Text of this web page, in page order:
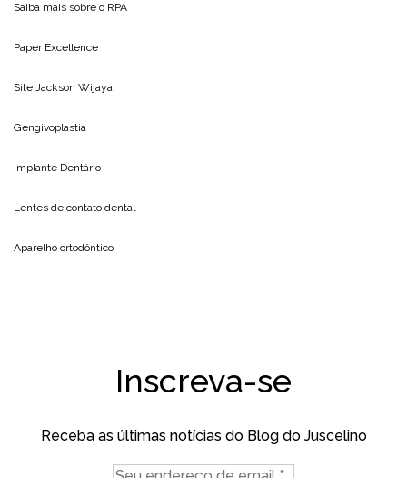
Saiba mais sobre o RPA
Paper Excellence
Site Jackson Wijaya
Gengivoplastia
Implante Dentário
Lentes de contato dental
Aparelho ortodôntico
Inscreva-se
Receba as últimas notícias do Blog do Juscelino